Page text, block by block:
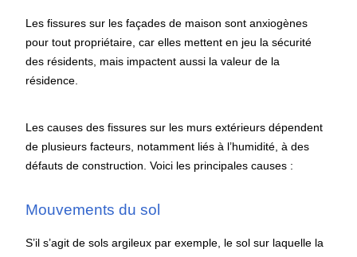
Les fissures sur les façades de maison sont anxiogènes
pour tout propriétaire, car elles mettent en jeu la sécurité
des résidents, mais impactent aussi la valeur de la
résidence.
Les causes des fissures sur les murs extérieurs dépendent
de plusieurs facteurs, notamment liés à l’humidité, à des
défauts de construction. Voici les principales causes :
Mouvements du sol
S’il s’agit de sols argileux par exemple, le sol sur laquelle la